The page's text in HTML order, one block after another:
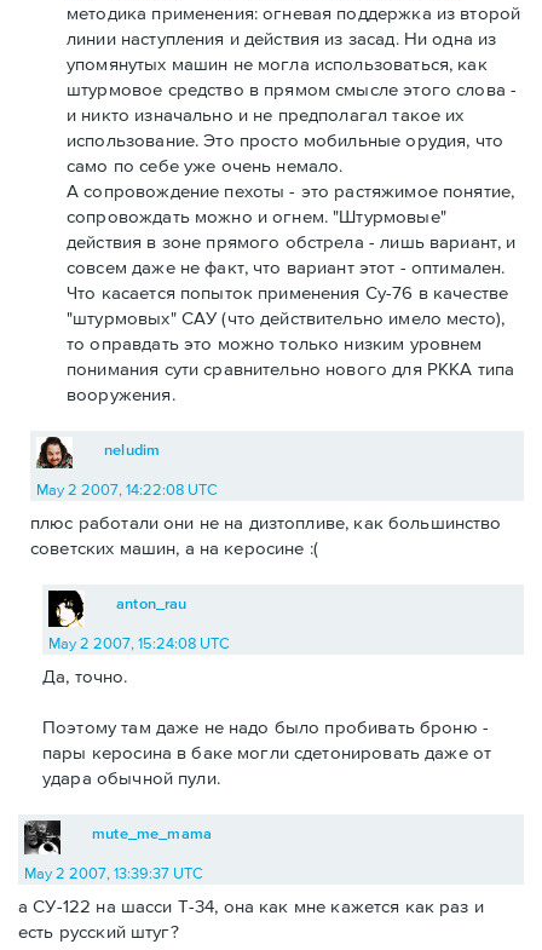
методика применения: огневая поддержка из второй
линии наступления и действия из засад. Ни одна из
упомянутых машин не могла использоваться, как
штурмовое средство в прямом смысле этого слова -
и никто изначально и не предполагал такое их
использование. Это просто мобильные орудия, что
само по себе уже очень немало.
А сопровождение пехоты - это растяжимое понятие,
сопровождать можно и огнем. "Штурмовые"
действия в зоне прямого обстрела - лишь вариант, и
совсем даже не факт, что вариант этот - оптимален.
Что касается попыток применения Су-76 в качестве
"штурмовых" САУ (что действительно имело место),
то оправдать это можно только низким уровнем
понимания сути сравнительно нового для РККА типа
вооружения.
neludim
May 2 2007, 14:22:08 UTC
плюс работали они не на дизтопливе, как большинство
советских машин, а на керосине :(
anton_rau
May 2 2007, 15:24:08 UTC
Да, точно.
Поэтому там даже не надо было пробивать броню -
пары керосина в баке могли сдетонировать даже от
удара обычной пули.
mute_me_mama
May 2 2007, 13:39:37 UTC
а СУ-122 на шасси Т-34, она как мне кажется как раз и
есть русский штуг?